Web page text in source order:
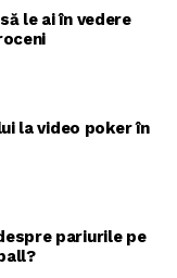
le ai în vedere
la video poker în
pariurile pe